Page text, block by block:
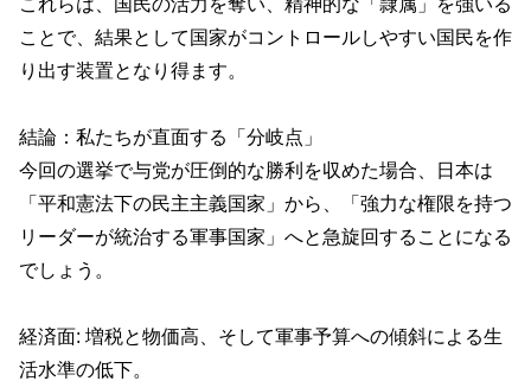
ことで、結果として国家がコントロールしやすい国民を作
り出す装置となり得ます。
結論：私たちが直面する「分岐点」
今回の選挙で与党が圧倒的な勝利を収めた場合、日本は
「平和憲法下の民主主義国家」から、「強力な権限を持つ
リーダーが統治する軍事国家」へと急旋回することになる
でしょう。
経済面: 増税と物価高、そして軍事予算への傾斜による生
活水準の低下。